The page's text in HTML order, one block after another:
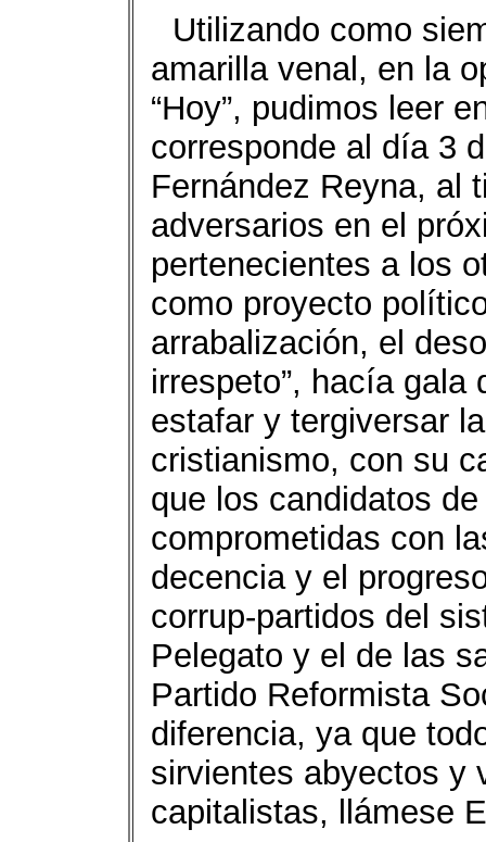
Utilizando como
amarilla venal, en la
“Hoy”, pudimos leer
corresponde al día 3
Fernández Reyna, al
adversarios en el
pertenecientes a los
como proyecto
arrabalización, el
irrespeto”, hacía gala
estafar y tergiversar
cristianismo, con su
que los candidatos
comprometidas con
decencia y el
corrup-partidos del
Pelegato y el de las
Partido Reformista
diferencia, ya que
sirvientes abyectos y
capitalistas, llámese